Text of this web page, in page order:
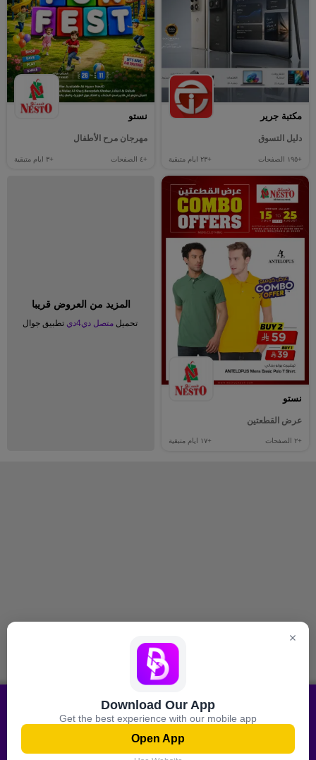
مكتبة جرير
دليل التسوق
+١٩٥ الصفحات +٢٣ ايام متبقية
نستو
مهرجان مرح الأطفال
+٤ الصفحات +٣ ايام متبقية
نستو
عرض القطعتين
+٢ الصفحات +١٧ ايام متبقية
المزيد من العروض قريبا
تحميل متصل دي4دي تطبيق جوال
Download Our App
Get the best experience with our mobile app
Open App
جميع عروض التسوق على هاتفك
المحمول
معلومة